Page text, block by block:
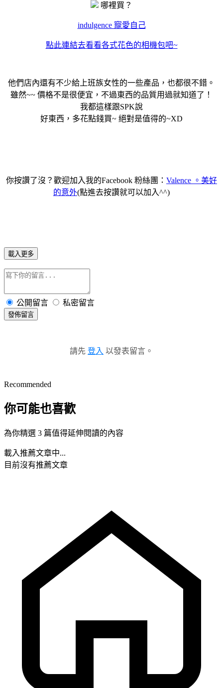
哪裡買？
indulgence 寵愛自己
點此連結去看看各式花色的相機包吧~
他們店內還有不少給上班族女性的一些產品，也都很不錯。
雖然~~ 價格不是很便宜，不過東西的品質用過就知道了！
我都這樣跟SPK說
好東西，多花點錢買~ 絕對是值得的~XD
你按讚了沒？歡迎加入我的Facebook 粉絲團： Valence 。美好
的意外(點進去按讚就可以加入^^)
載入更多
公開留言 私密留言
發佈留言
請先 登入 以發表留言。
Recommended
你可能也喜歡
為你精選 3 篇值得延伸閱讀的內容
載入推薦文章中...
目前沒有推薦文章